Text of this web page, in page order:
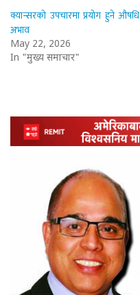
क्यान्सरको उपचारमा प्रयोग हुने औषधि
अभाव
May 22, 2026
In "मुख्य समाचार"